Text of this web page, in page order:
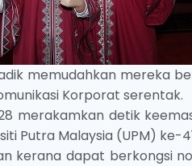
memudahkan mereka
Korporat serentak.
merakamkan detik
Putra Malaysia (UPM) ke-
kerana dapat berkongsi